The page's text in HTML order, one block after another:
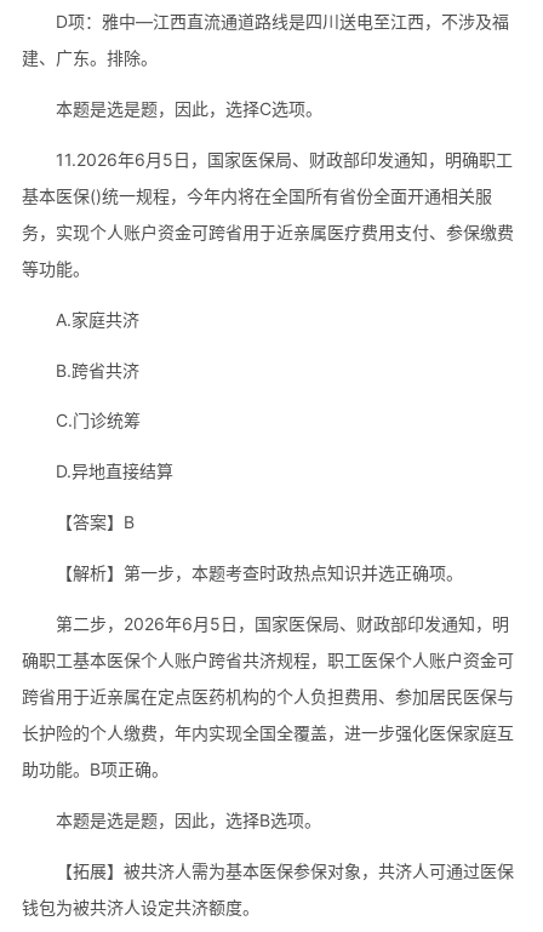
D项：雅中—江西直流通道路线是四川送电至江西，不涉及福
建、广东。排除。
本题是选是题，因此，选择C选项。
11.2026年6月5日，国家医保局、财政部印发通知，明确职工
基本医保()统一规程，今年内将在全国所有省份全面开通相关服
务，实现个人账户资金可跨省用于近亲属医疗费用支付、参保缴费
等功能。
A.家庭共济
B.跨省共济
C.门诊统筹
D.异地直接结算
【答案】B
【解析】第一步，本题考查时政热点知识并选正确项。
第二步，2026年6月5日，国家医保局、财政部印发通知，明
确职工基本医保个人账户跨省共济规程，职工医保个人账户资金可
跨省用于近亲属在定点医药机构的个人负担费用、参加居民医保与
长护险的个人缴费，年内实现全国全覆盖，进一步强化医保家庭互
助功能。B项正确。
本题是选是题，因此，选择B选项。
【拓展】被共济人需为基本医保参保对象，共济人可通过医保
钱包为被共济人设定共济额度。